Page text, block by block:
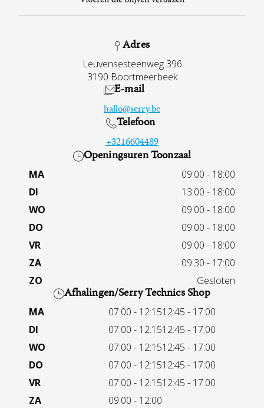
Adres
Leuvensesteenweg 396
3190 Boortmeerbeek
E-mail
hallo@serry.be
Telefoon
+3216604489
Openingsuren Toonzaal
MA
09:00 - 18:00
DI
13:00 - 18:00
WO
09:00 - 18:00
DO
09:00 - 18:00
VR
09:00 - 18:00
ZA
09:30 - 17:00
ZO
Gesloten
Afhalingen/Serry Technics Shop
MA 07:00 - 12:1512:45 - 17:00
DI
07:00 - 12:1512:45 - 17:00
WO
07:00 - 12:1512:45 - 17:00
DO
07:00 - 12:1512:45 - 17:00
VR
07:00 - 12:1512:45 - 17:00
ZA
09:00 - 12:00